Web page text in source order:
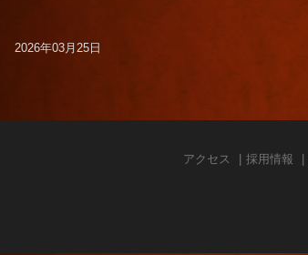
2026年03月25日
アクセス 採用情報